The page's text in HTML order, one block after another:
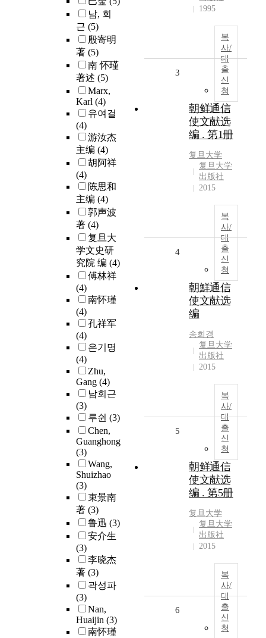
남, 회
근 (5)
殷寄明
著 (5)
南 怀瑾
著述 (5)
Marx,
Karl (4)
유여걸
(4)
游汝杰
主编 (4)
胡阿祥
(4)
陈思和
主编 (4)
郭声波
著 (4)
复旦大
学文史研
究院 编 (4)
傅林祥
(4)
南怀瑾
(4)
孔祥军
(4)
은기명
(4)
Zhu,
Gang (4)
남회근
(3)
루쉰 (3)
Chen,
Guanghong
(3)
Wang,
Shuizhao
(3)
束景南
著 (3)
鲁迅 (3)
安介生
(3)
李晓杰
著 (3)
곽성파
(3)
Nan,
Huaijin (3)
南怀瑾
1995
복
사/
대
출
신
청
3
朝鲜通信
使文献选
编 . 第1册
复旦大学
复旦大学
出版社
2015
복
사/
대
출
신
청
4
朝鮮通信
使文献选
编
송희경
复旦大学
出版社
2015
복
사/
대
출
신
청
5
朝鲜通信
使文献选
编 . 第5册
复旦大学
复旦大学
出版社
2015
복
사/
대
출
신
청
6